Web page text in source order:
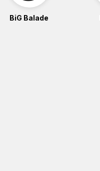
BiG Balade